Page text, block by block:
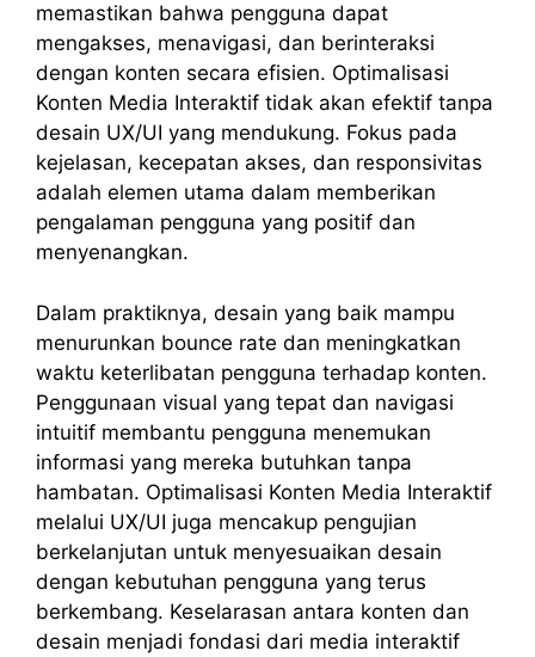
memastikan bahwa pengguna dapat
mengakses, menavigasi, dan berinteraksi
dengan konten secara efisien. Optimalisasi
Konten Media Interaktif tidak akan efektif tanpa
desain UX/UI yang mendukung. Fokus pada
kejelasan, kecepatan akses, dan responsivitas
adalah elemen utama dalam memberikan
pengalaman pengguna yang positif dan
menyenangkan.
Dalam praktiknya, desain yang baik mampu
menurunkan bounce rate dan meningkatkan
waktu keterlibatan pengguna terhadap konten.
Penggunaan visual yang tepat dan navigasi
intuitif membantu pengguna menemukan
informasi yang mereka butuhkan tanpa
hambatan. Optimalisasi Konten Media Interaktif
melalui UX/UI juga mencakup pengujian
berkelanjutan untuk menyesuaikan desain
dengan kebutuhan pengguna yang terus
berkembang. Keselarasan antara konten dan
desain menjadi fondasi dari media interaktif